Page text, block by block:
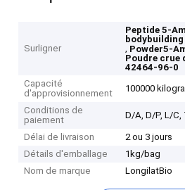
Surligner
Peptide 5-
bodybuilding
, Powder5-
Poudre crue
42464-96-0
Capacité
d'approvisionnement
100000
Conditions de
paiement
D/A, D/P, L/
Délai de livraison
2 ou 3 jours
Détails d'emballage
1kg/bag
Nom de marque
LongilatBio